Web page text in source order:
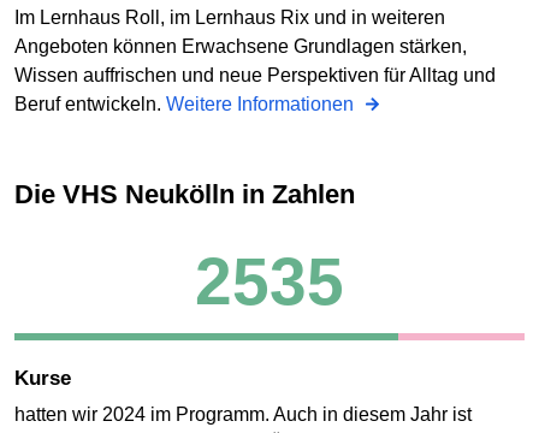
Im Lernhaus Roll, im Lernhaus Rix und in weiteren
Angeboten können Erwachsene Grundlagen stärken,
Wissen auffrischen und neue Perspektiven für Alltag und
Beruf entwickeln. Weitere Informationen
Die VHS Neukölln in Zahlen
2535
Kurse
hatten wir 2024 im Programm. Auch in diesem Jahr ist